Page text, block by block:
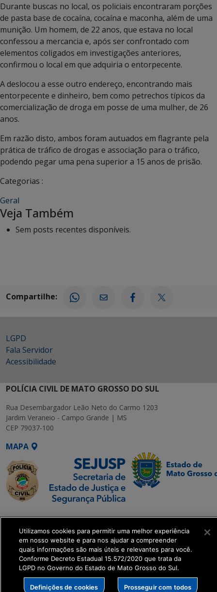
Durante buscas no local, os policiais encontraram porções
de pasta base de cocaína, cocaína e maconha, além de uma
munição. Um homem, de 22 anos, que estava no local
confessou a mercancia e, após ser confrontado com
elementos coligados em investigações anteriores,
confirmou o local em que adquiria o entorpecente.
A deslocou a esse outro endereço, encontrando mais
entorpecente e dinheiro, bem como petrechos típicos da
comercialização de droga em posse de uma mulher, de 26
anos.
Em razão disto, ambos foram autuados em flagrante pela
prática de tráfico de drogas e associação para o tráfico,
podendo pegar uma pena superior a 15 anos de prisão.
Categorias :
Geral
Veja Também
Sem posts recentes disponíveis.
Compartilhe:
LGPD
Fala Servidor
Acessibilidade
POLÍCIA CIVIL DE MATO GROSSO DO SUL
Rua Desembargador Leão Neto do Carmo 1203
Jardim Veraneio - Campo Grande | MS
CEP 79037-100
MAPA
SETDIG | Secretaria-
Executiva de
Transformação Digital
get_footer();
Utilizamos cookies para permitir uma melhor experiência
em nosso website e para nos ajudar a compreender
quais informações são mais úteis e relevantes para você.
Conforme Decreto Estadual 15.572/2020 que trata da
LGPD no Governo do Estado de Mato Grosso do Sul.
Definições de cookies Prosseguir com todos